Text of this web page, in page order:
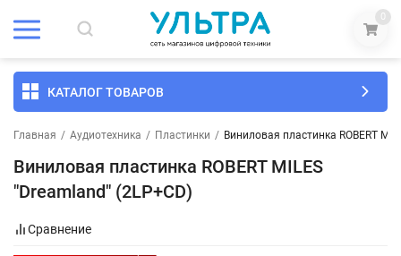
0
КАТАЛОГ ТОВАРОВ
Главная / Аудиотехника / Пластинки / Виниловая пластинка ROBERT
Виниловая пластинка ROBERT MILES
"Dreamland" (2LP+CD)
Сравнение